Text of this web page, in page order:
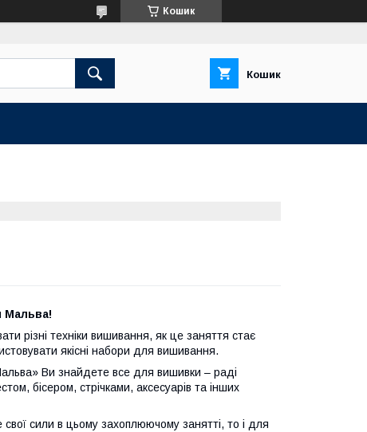
Кошик
Кошик
Мальва!
різні техніки вишивання, як це заняття стає
якісні набори для вишивання.
Ви знайдете все для вишивки – раді
бісером, стрічками, аксесуарів та інших
сили в цьому захоплюючому занятті, то і для